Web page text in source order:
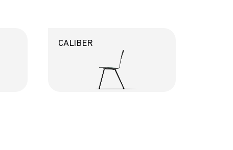
CALIBER